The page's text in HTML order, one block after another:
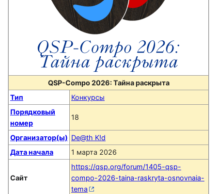
QSP-Compo 2026: Тайна раскрыта
Тип
Конкурсы
Порядковый
номер
18
Организатор(ы) De@th K!d
Дата начала
1 марта 2026
Сайт
https://qsp.org/forum/1405-qsp-
compo-2026-taina-raskryta-osnovnaia-
tema